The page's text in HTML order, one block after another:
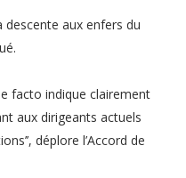
descente aux enfers du
facto indique clairement
aux dirigeants actuels
déplore l’Accord de